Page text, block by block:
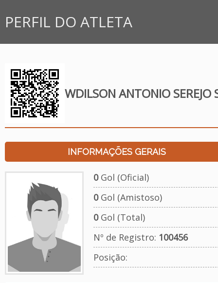
PERFIL DO ATLETA
WDILSON ANTONIO SEREJO
INFORMAÇÕES GERAIS
0Gol (Oficial)
0Gol (Amistoso)
0Gol (Total)
Nº de Registro: 100456
Posição: